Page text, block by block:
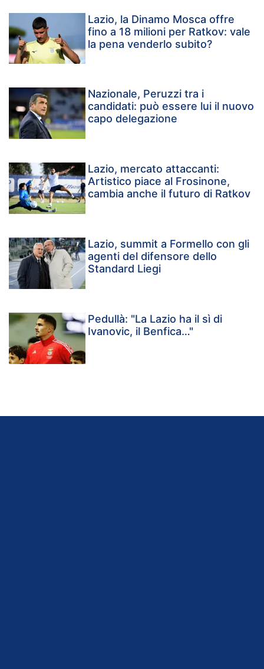
Lazio, la Dinamo Mosca offre
fino a 18 milioni per Ratkov: vale
la pena venderlo subito?
Nazionale, Peruzzi tra i
candidati: può essere lui il nuovo
capo delegazione
Lazio, mercato attaccanti:
Artistico piace al Frosinone,
cambia anche il futuro di Ratkov
Lazio, summit a Formello con gli
agenti del difensore dello
Standard Liegi
Pedullà: "La Lazio ha il sì di
Ivanovic, il Benfica…"